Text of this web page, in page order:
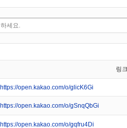
링
https://open.kakao.com/o/glicK6Gi
https://open.kakao.com/o/gSnqQbGi
https://open.kakao.com/o/gqfru4Di